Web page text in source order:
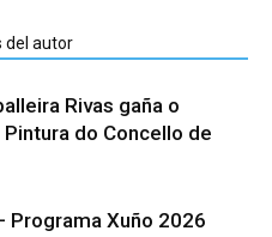
del autor
Rivas gaña o
do Concello de
Programa Xuño 2026